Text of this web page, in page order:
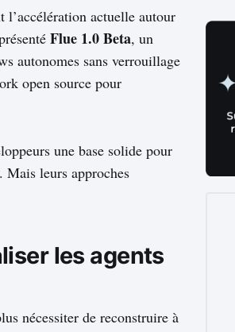
actuelle autour
Flue 1.0 Beta, un
autonomes sans verrouillage
open source pour
une base solide pour
leurs approches
les agents
nécessiter de reconstruire à